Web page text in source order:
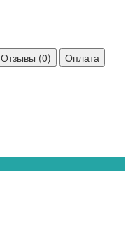
Отзывы (0)
Оплата